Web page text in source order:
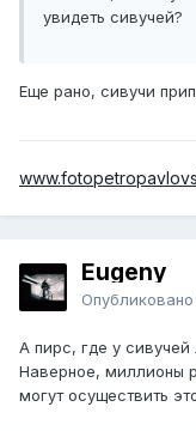
увидеть сивучей?
Еще рано, сивучи
Eugeny
Опубликовано
А пирс, где у
Наверное, миллионы
могут осуществить